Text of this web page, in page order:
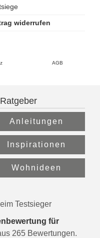
widerrufen
AGB
Anleitungen
Inspirationen
Wohnideen
Testsieger
für
265 Bewertungen.